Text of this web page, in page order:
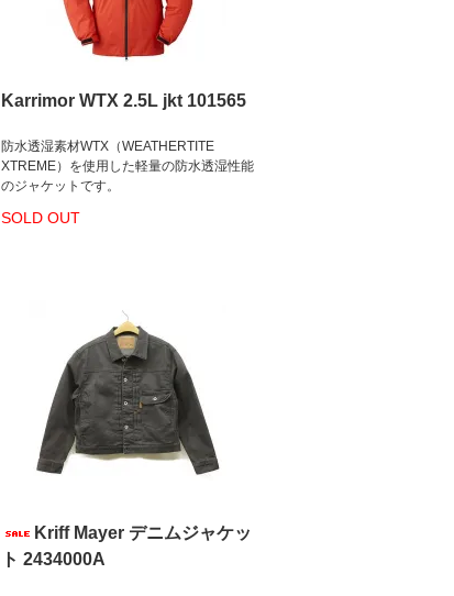
Karrimor WTX 2.5L jkt 101565
防水透湿素材WTX（WEATHERTITE
XTREME）を使用した軽量の防水透湿性能
のジャケットです。
SOLD OUT
Kriff Mayer デニムジャケッ
ト 2434000A